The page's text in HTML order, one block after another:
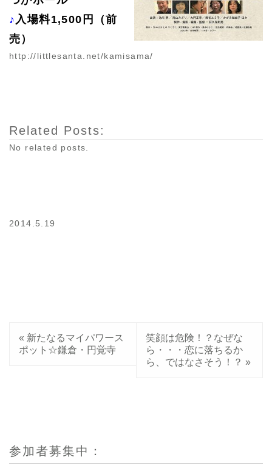
♪ 入場料1,500円（前
売）
http://littlesanta.net/kamisama/
Related Posts:
No related posts.
2014.5.19
« 新たなるマイパワース
ポット☆鎌倉・円覚寺
笑顔は危険！？なぜな
ら・・・恋に落ちるか
ら、ではなさそう！？ »
参加者募集中：